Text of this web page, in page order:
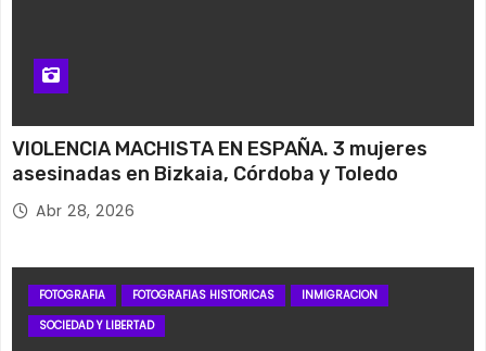
VIOLENCIA MACHISTA EN ESPAÑA. 3 mujeres
asesinadas en Bizkaia, Córdoba y Toledo
Abr 28, 2026
FOTOGRAFIA FOTOGRAFIAS HISTORICAS
INMIGRACION
SOCIEDAD Y LIBERTAD